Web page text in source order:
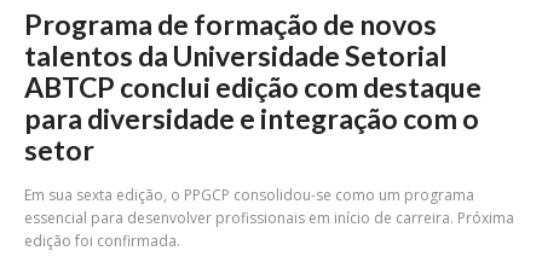
Programa de formação de novos
talentos da Universidade Setorial
ABTCP conclui edição com destaque
para diversidade e integração com o
setor
Em sua sexta edição, o PPGCP consolidou-se como um programa
essencial para desenvolver profissionais em início de carreira. Próxima
edição foi confirmada.